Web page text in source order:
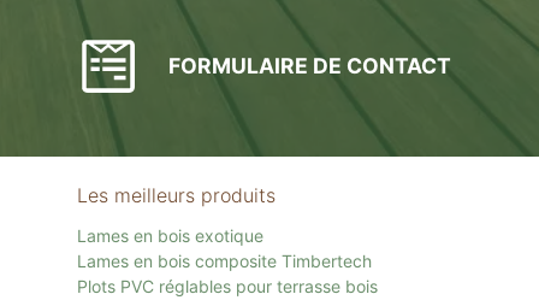
FORMULAIRE DE CONTACT
Les meilleurs produits
Lames en bois exotique
Lames en bois composite Timbertech
Plots PVC réglables pour terrasse bois